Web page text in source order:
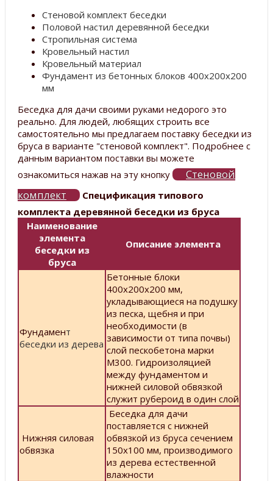
Стеновой комплект беседки
Половой настил деревянной беседки
Стропильная система
Кровельный настил
Кровельный материал
Фундамент из бетонных блоков 400х200х200
мм
Беседка для дачи своими руками недорого это
реально. Для людей, любящих строить все
самостоятельно мы предлагаем поставку беседки из
бруса в варианте "стеновой комплект". Подробнее с
данным вариантом поставки вы можете
ознакомиться нажав на эту кнопку
Стеновой
комплект
Спецификация типового
комплекта деревянной беседки из бруса
Наименование
элемента
беседки из
бруса
Описание элемента
Фундамент
беседки из дерева
Бетонные блоки
400х200х200 мм,
укладывающиеся на подушку
из песка, щебня и при
необходимости (в
зависимости от типа почвы)
слой пескобетона марки
М300. Гидроизоляцией
между фундаментом и
нижней силовой обвязкой
служит рубероид в один слой
Нижняя силовая
обвязка
Беседка для дачи
поставляется с нижней
обвязкой из бруса сечением
150х100 мм, производимого
из дерева естественной
влажности